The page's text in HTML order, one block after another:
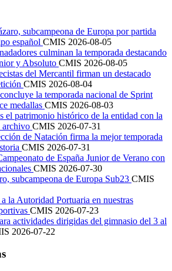
subcampeona de Europa por partida
español CMIS 2026-08-05
culminan la temporada destacando
y Absoluto CMIS 2026-08-05
del Mercantil firman un destacado
CMIS 2026-08-04
la temporada nacional de Sprint
medallas CMIS 2026-08-03
el patrimonio histórico de la entidad con la
archivo CMIS 2026-07-31
de Natación firma la mejor temporada
CMIS 2026-07-31
de España Junior de Verano con
CMIS 2026-07-30
subcampeona de Europa Sub23 CMIS
la Autoridad Portuaria en nuestras
CMIS 2026-07-23
actividades dirigidas del gimnasio del 3 al
2026-07-22